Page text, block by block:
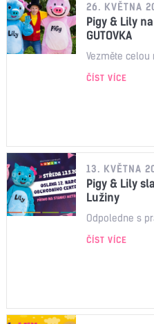
26. KVĚTNA
Pigy & Lily
GUTOVKA
Vezměte celou
ČÍST VÍCE
13. KVĚTNA
Pigy & Lily
Lužiny
Odpoledne s
ČÍST VÍCE